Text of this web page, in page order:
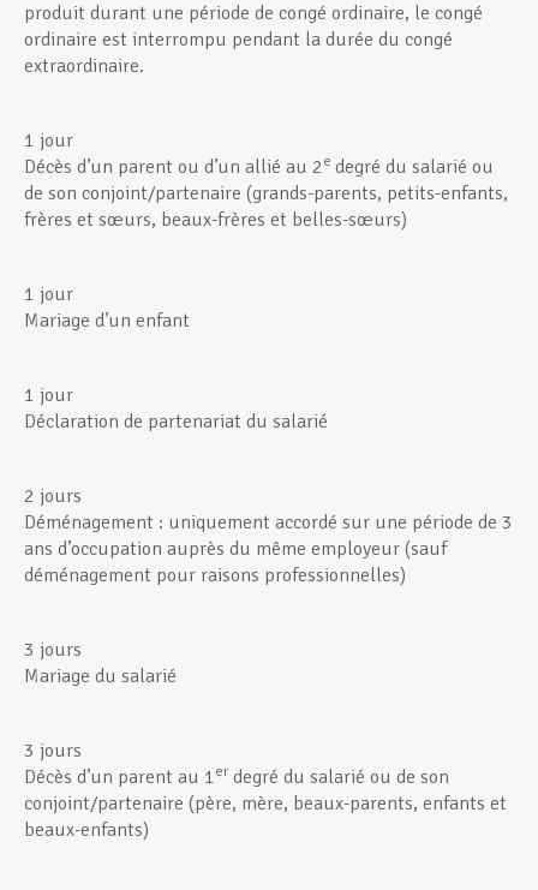
Devenir Membre
produit durant une période de congé ordinaire, le congé
ordinaire est interrompu pendant la durée du congé
extraordinaire.
1 jour
Décès d’un parent ou d’un allié au 2 e degré du salarié ou
de son conjoint/partenaire (grands-parents, petits-enfants,
frères et sœurs, beaux-frères et belles-sœurs)
1 jour
Mariage d’un enfant
1 jour
Déclaration de partenariat du salarié
2 jours
Déménagement : uniquement accordé sur une période de 3
ans d’occupation auprès du même employeur (sauf
déménagement pour raisons professionnelles)
3 jours
Mariage du salarié
3 jours
Décès d’un parent au 1 er degré du salarié ou de son
conjoint/partenaire (père, mère, beaux-parents, enfants et
beaux-enfants)